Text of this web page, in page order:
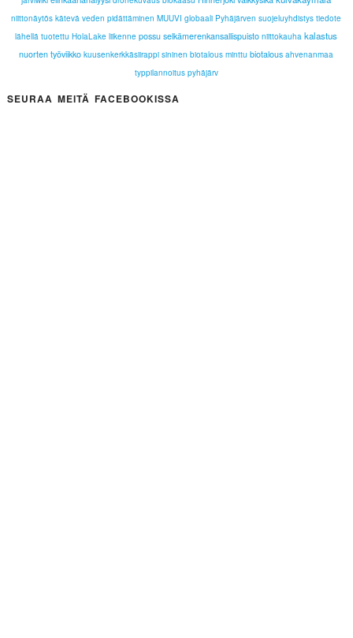
niittonäytös kätevä veden pidättäminen MUUVI globaali Pyhäjärven suojeluyhdistys tiedote
lähellä tuotettu HolaLake liikenne possu selkämerenkansallispuisto niittokauha kalastus
nuorten työviikko kuusenkerkkäsiirappi sininen biotalous minttu biotalous ahvenanmaa
typpilannoitus pyhäjärv
SEURAA MEITÄ FACEBOOKISSA